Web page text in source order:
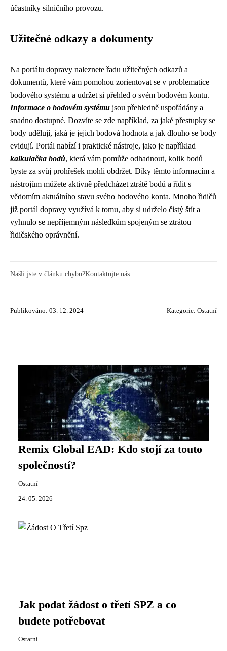
účastníky silničního provozu.
Užitečné odkazy a dokumenty
Na portálu dopravy naleznete řadu užitečných odkazů a
dokumentů, které vám pomohou zorientovat se v problematice
bodového systému a udržet si přehled o svém bodovém kontu.
Informace o bodovém systému jsou přehledně uspořádány a
snadno dostupné. Dozvíte se zde například, za jaké přestupky se
body udělují, jaká je jejich bodová hodnota a jak dlouho se body
evidují. Portál nabízí i praktické nástroje, jako je například
kalkulačka bodů, která vám pomůže odhadnout, kolik bodů
byste za svůj prohřešek mohli obdržet. Díky těmto informacím a
nástrojům můžete aktivně předcházet ztrátě bodů a řídit s
vědomím aktuálního stavu svého bodového konta. Mnoho řidičů
již portál dopravy využívá k tomu, aby si udrželo čistý štít a
vyhnulo se nepříjemným následkům spojeným se ztrátou
řidičského oprávnění.
Našli jste v článku chybu?Kontaktujte nás
Publikováno: 03. 12. 2024 Kategorie: Ostatní
Remix Global EAD: Kdo stojí za touto
společností?
Ostatní
24. 05. 2026
Jak podat žádost o třetí SPZ a co
budete potřebovat
Ostatní